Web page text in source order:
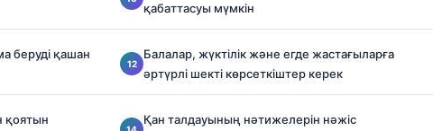
қабаттасуы мүмкін
беруді қашан
Балалар, жүктілік және егде жастағыларға
әртүрлі шекті көрсеткіштер керек
қоятын
Қан талдауының нәтижелерін нәжіс